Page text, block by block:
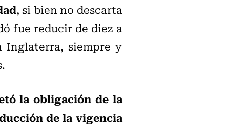
, si bien no descarta
fue reducir de diez a
Inglaterra, siempre y
la obligación de la
de la vigencia